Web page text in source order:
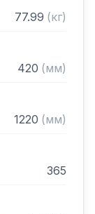
77.99 (кг)
420 (мм)
1220 (мм)
365